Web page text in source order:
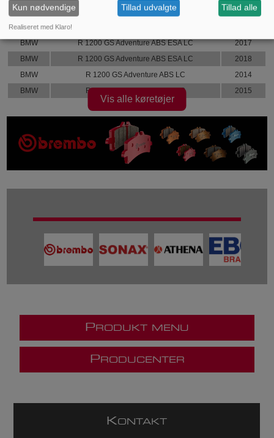
BMW
R 1200 GS Adventure ABS DTC LC
2017
BMW
BMW
R 1200 GS Adventure ABS ESA LC
2017
BMW
R 1200 GS Adventure ABS ESA LC
2018
BMW
R 1200 GS Adventure ABS LC
2014
BMW
R 1200 GS Adventure ABS LC 2015
Vis alle køretøjer
P RODUKT MENU
P RODUCENTER
KONTAKT
Kun nødvendige Tillad udvalgte Tillad alle
Realiseret med Klaro!